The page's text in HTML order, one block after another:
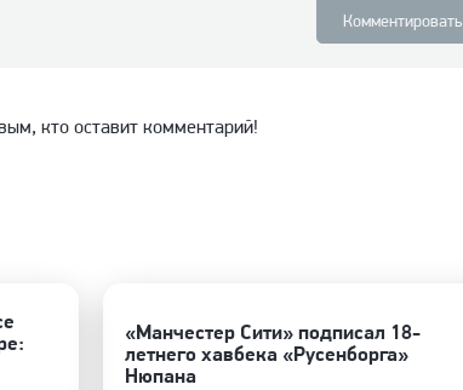
Комментировать
кто оставит комментарий!
«Манчестер Сити» подписал 18-
летнего хавбека «Русенборга»
Нюпана